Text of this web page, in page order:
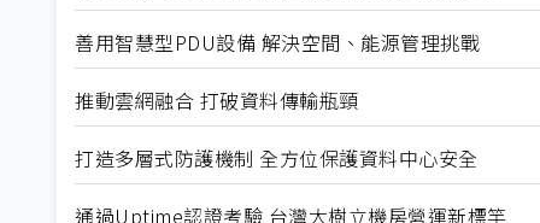
善用智慧型PDU設備 解決空間、能源管理挑戰
推動雲網融合 打破資料傳輸瓶頸
打造多層式防護機制 全方位保護資料中心安全
通過Uptime認證考驗 台灣大樹立機房營運新標竿